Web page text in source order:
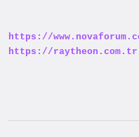
https://
https://raytheon.com.tr